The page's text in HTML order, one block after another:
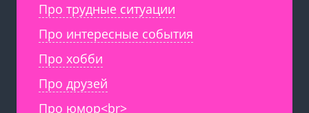
Про трудные ситуации
Про интересные события
Про хобби
Про друзей
Про юмор<br>